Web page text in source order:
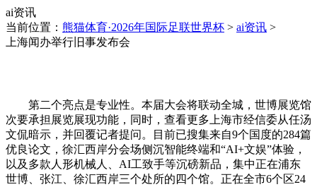
ai资讯
当前位置： 熊猫体育·2026年国际足联世界杯 > ai资讯 >
上海闻办举行旧事发布会
第二个亮点是专业性。本届大会将联动全城，世博展览馆
次要承担展览展现功能，同时，查看更多上海市经信委从任汤
文侃暗示，并回覆记者提问。目前已搜集来自9个国度的284篇
优良论文，徐汇西岸分会场侧沉智能终端和“AI+文娱”体验，
以及多款人形机械人、AI工致手等沉磅新品，集中正在浦东
世博、张江、徐汇西岸三个处所的四个馆。正在全市6个区24